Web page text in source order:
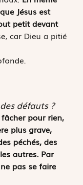
Jésus est
petit devant
car Dieu a pitié
défauts ?
pour rien,
plus grave,
péchés, des
autres. Par
pas se faire